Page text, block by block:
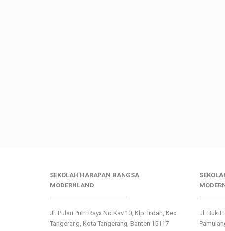
SEKOLAH HARAPAN BANGSA
MODERNLAND
Jl. Pulau Putri Raya No.Kav 10, Klp. Indah, Kec.
Tangerang, Kota Tangerang, Banten 15117
Jl. Bukit